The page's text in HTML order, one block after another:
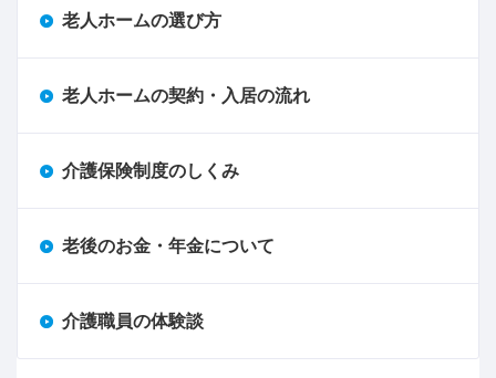
老人ホームの選び方
老人ホームの契約・入居の流れ
介護保険制度のしくみ
老後のお金・年金について
介護職員の体験談